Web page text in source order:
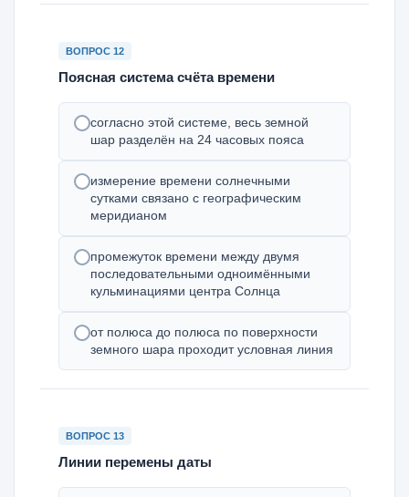
ВОПРОС 12
Поясная система счёта времени
согласно этой системе, весь земной
шар разделён на 24 часовых пояса
измерение времени солнечными
сутками связано с географическим
меридианом
промежуток времени между двумя
последовательными одноимёнными
кульминациями центра Солнца
от полюса до полюса по поверхности
земного шара проходит условная линия
ВОПРОС 13
Линии перемены даты